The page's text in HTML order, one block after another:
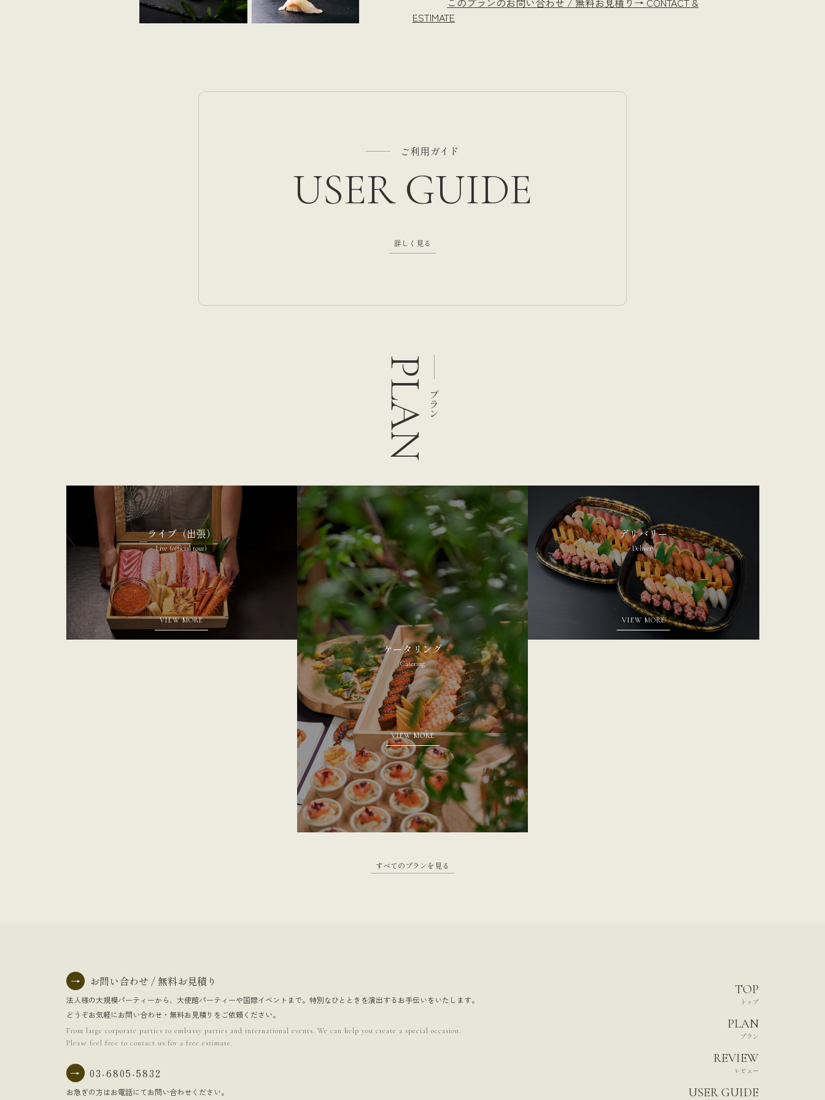
ESTIMATE
ご利用ガイド
USER GUIDE
詳しく見る
PLANプラン
ライブ（出張）
Live (official tour)
VIEW MORE
ケータリング
Catering
VIEW MORE
デリバリー
Delivery
VIEW MORE
すべてのプランを見る
→ お問い合わせ / 無料お見積り
法人様の大規模パーティーから、大使館パーティーや国際イベントまで。特別なひとときを演出するお手伝いをいたします。
どうぞお気軽にお問い合わせ・無料お見積りをご依頼ください。
From large corporate parties to embassy parties and international events. We can help you create a special occasion.
Please feel free to contact us for a free estimate.
→ 03-6805-5832
お急ぎの方はお電話にてお問い合わせください。
TOP
トップ
PLAN
プラン
REVIEW
レビュー
USER GUIDE